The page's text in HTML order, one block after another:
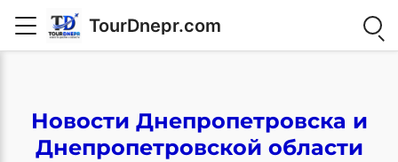
TourDnepr.com
Новости Днепропетровска и
Днепропетровской области